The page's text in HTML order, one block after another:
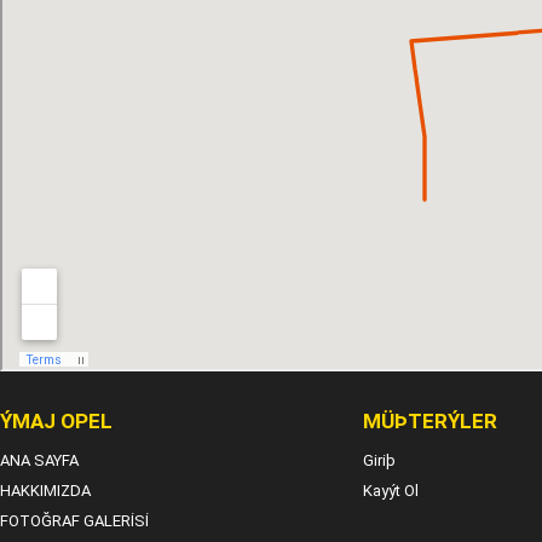
ÝMAJ OPEL
ANA SAYFA
HAKKIMIZDA
FOTOĞRAF GALERİSİ
MÜÞTERÝLER
Giriþ
Kayýt Ol